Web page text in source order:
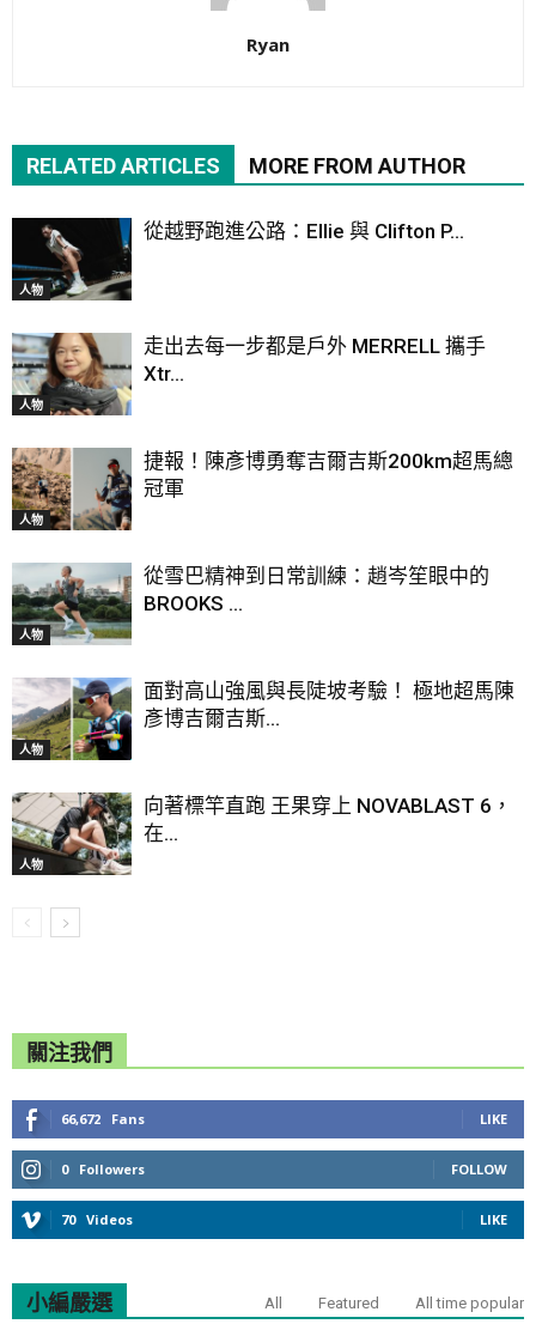
Ryan
RELATED ARTICLES MORE FROM AUTHOR
人物
從越野跑進公路：Ellie 與 Clifton P...
人物
走出去每一步都是戶外 MERRELL 攜手
Xtr...
人物
捷報！陳彥博勇奪吉爾吉斯200km超馬總
冠軍
人物
從雪巴精神到日常訓練：趙岑笙眼中的
BROOKS ...
人物
面對高山強風與長陡坡考驗！ 極地超馬陳
彥博吉爾吉斯...
人物
向著標竿直跑 王果穿上 NOVABLAST 6，
在...
關注我們
66,672 Fans LIKE
0 Followers FOLLOW
70 Videos LIKE
小編嚴選 All Featured All time popular